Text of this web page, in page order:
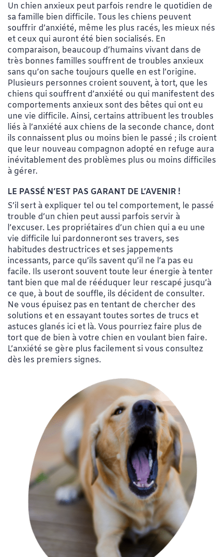
Un chien anxieux peut parfois rendre le quotidien de
sa famille bien difficile. Tous les chiens peuvent
souffrir d’anxiété, même les plus racés, les mieux nés
et ceux qui auront été bien socialisés. En
comparaison, beaucoup d’humains vivant dans de
très bonnes familles souffrent de troubles anxieux
sans qu’on sache toujours quelle en est l’origine.
Plusieurs personnes croient souvent, à tort, que les
chiens qui souffrent d’anxiété ou qui manifestent des
comportements anxieux sont des bêtes qui ont eu
une vie difficile. Ainsi, certains attribuent les troubles
liés à l’anxiété aux chiens de la seconde chance, dont
ils connaissent plus ou moins bien le passé ; ils croient
que leur nouveau compagnon adopté en refuge aura
inévitablement des problèmes plus ou moins difficiles
à gérer.
LE PASSÉ N’EST PAS GARANT DE L’AVENIR !
S’il sert à expliquer tel ou tel comportement, le passé
trouble d’un chien peut aussi parfois servir à
l’excuser. Les propriétaires d’un chien qui a eu une
vie difficile lui pardonneront ses travers, ses
habitudes destructrices et ses jappements
incessants, parce qu’ils savent qu’il ne l’a pas eu
facile. Ils useront souvent toute leur énergie à tenter
tant bien que mal de rééduquer leur rescapé jusqu’à
ce que, à bout de souffle, ils décident de consulter.
Ne vous épuisez pas en tentant de chercher des
solutions et en essayant toutes sortes de trucs et
astuces glanés ici et là. Vous pourriez faire plus de
tort que de bien à votre chien en voulant bien faire.
L’anxiété se gère plus facilement si vous consultez
dès les premiers signes.